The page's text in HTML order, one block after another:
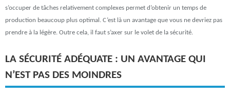
s’occuper de tâches relativement complexes permet d’obtenir un temps de
production beaucoup plus optimal. C’est là un avantage que vous ne devriez pas
prendre à la légère. Outre cela, il faut s’axer sur le volet de la sécurité.
LA SÉCURITÉ ADÉQUATE : UN AVANTAGE QUI
N’EST PAS DES MOINDRES